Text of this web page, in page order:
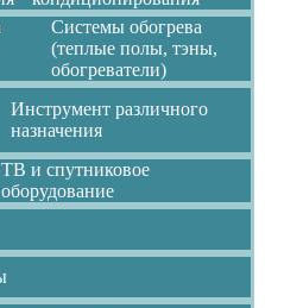
Системы обогрева
(теплые полы, тэны,
обогреватели)
Инструмент различного
назначения
ТВ и спутниковое
оборудование